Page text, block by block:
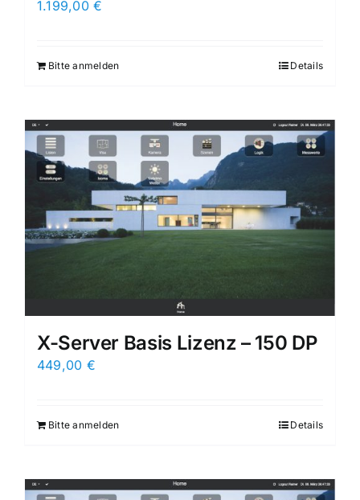
1.199,00€
Bitte anmelden Details
X-Server Basis Lizenz – 150 DP
449,00 €
Bitte anmelden Details